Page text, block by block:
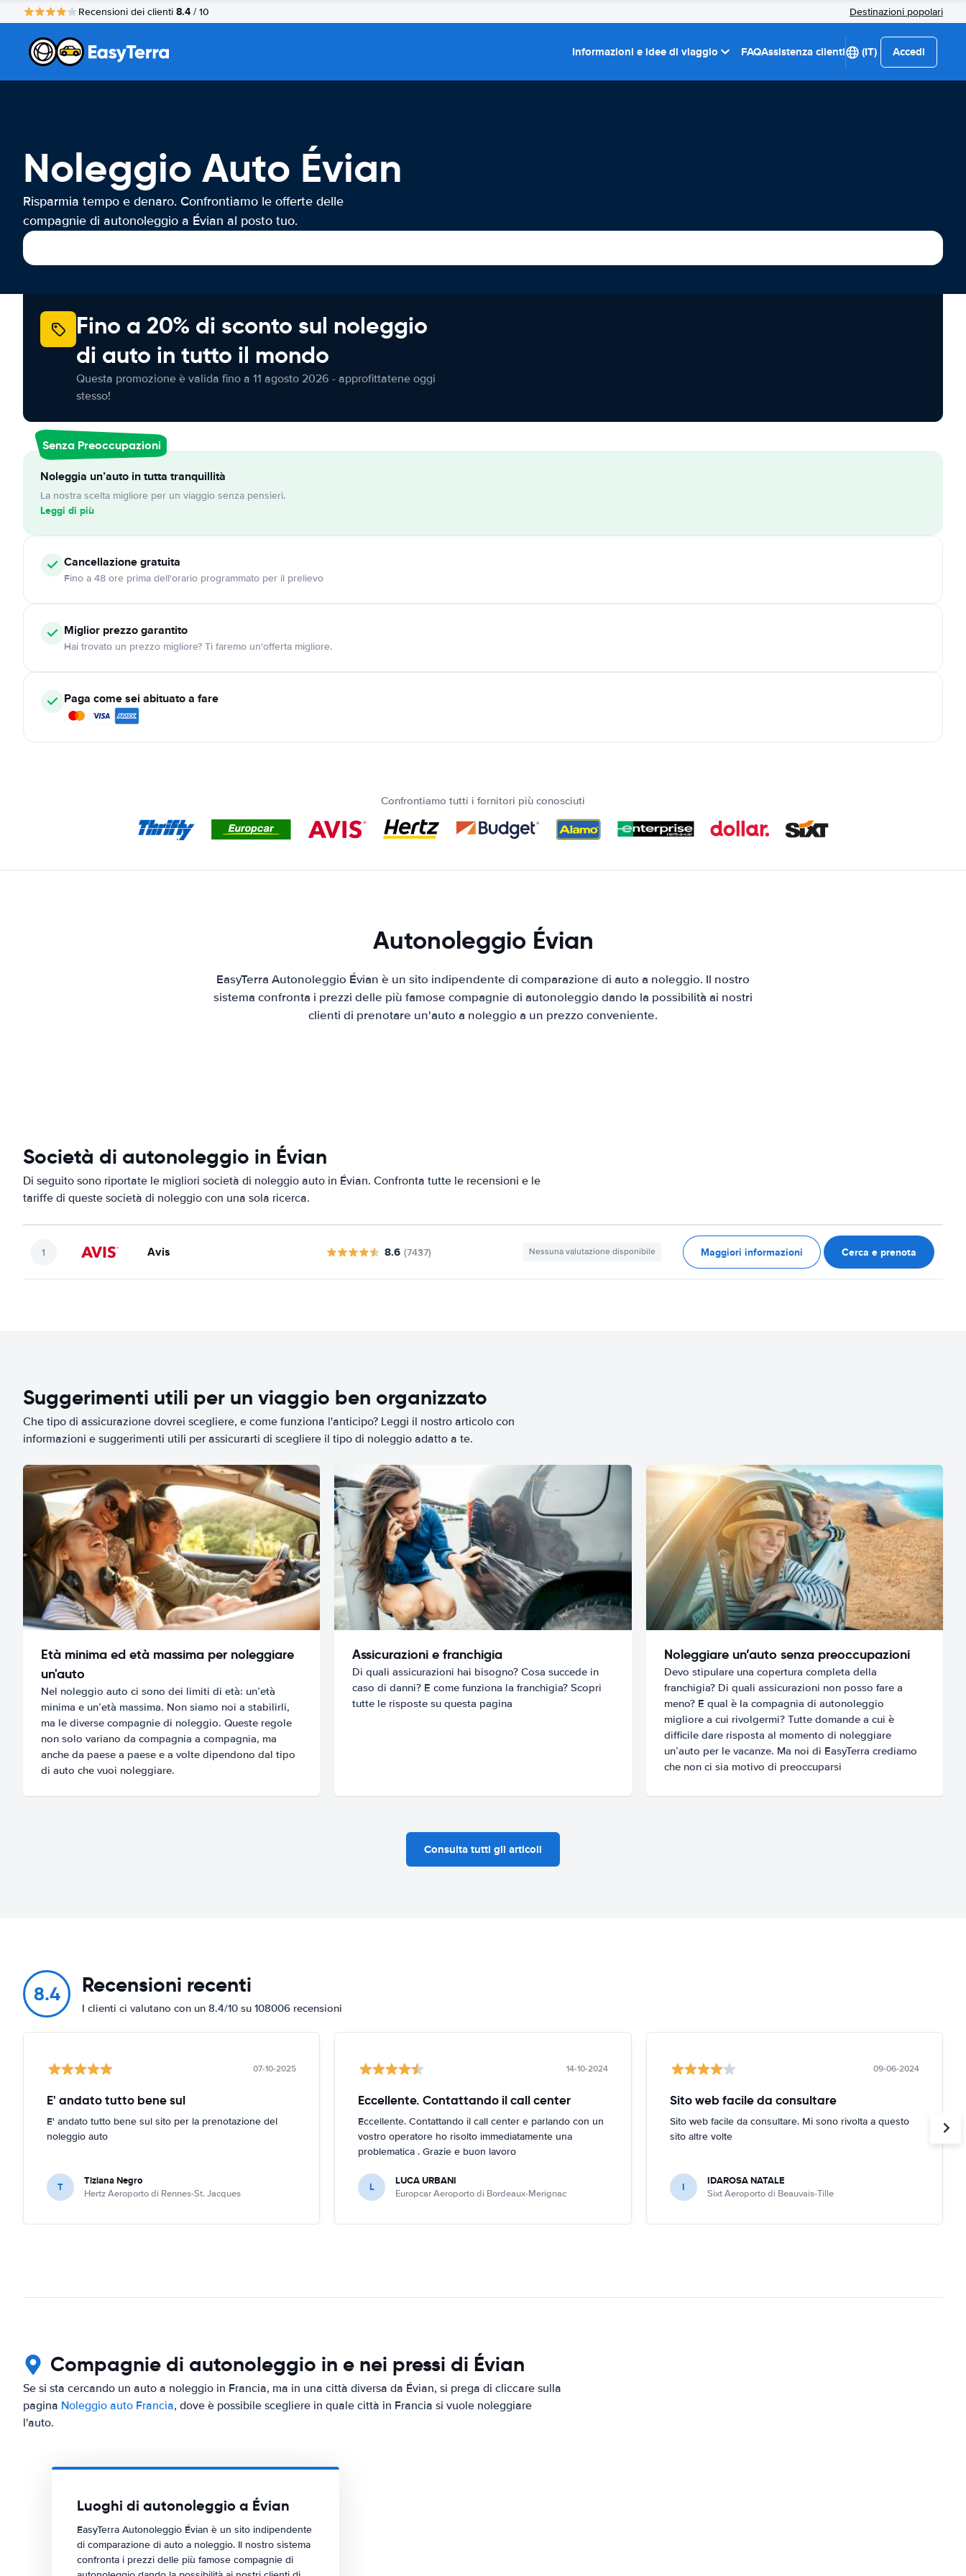
Recensioni dei clienti 8.4 / 10 Destinazioni popolari
Informazioni e idee di viaggio FAQAssistenza clienti (IT) Accedi
Noleggio Auto Évian
Risparmia tempo e denaro. Confrontiamo le offerte delle
compagnie di autonoleggio a Évian al posto tuo.
Fino a 20% di sconto sul noleggio
di auto in tutto il mondo
Questa promozione è valida fino a 11 agosto 2026 - approfittatene oggi
stesso!
Senza Preoccupazioni
Noleggia un’auto in tutta tranquillità
La nostra scelta migliore per un viaggio senza pensieri.
Leggi di più
Cancellazionegratuita
Fino a 48 ore prima dell'orario programmato per il prelievo
Miglior prezzo garantito
Hai trovato un prezzo migliore? Ti faremo un'offerta migliore.
Paga come sei abituato a fare
Confrontiamo tutti i fornitori più conosciuti
Autonoleggio Évian
EasyTerra Autonoleggio Évian è un sito indipendente di comparazione di auto a noleggio. Il nostro
sistema confronta i prezzi delle più famose compagnie di autonoleggio dando la possibilità ai nostri
clienti di prenotare un'auto a noleggio a un prezzo conveniente.
Società di autonoleggio in Évian
Di seguito sono riportate le migliori società di noleggio auto in Évian. Confronta tutte le recensioni e le
tariffe di queste società di noleggio con una sola ricerca.
Avis 8.6 (7437) Nessuna valutazione disponibile Maggiori informazioni Cerca e prenota
Suggerimenti utili per un viaggio ben organizzato
Che tipo di assicurazione dovrei scegliere, e come funziona l'anticipo? Leggi il nostro articolo con
informazioni e suggerimenti utili per assicurarti di scegliere il tipo di noleggio adatto a te.
Età minima ed età massima per noleggiare
un'auto
Nel noleggio auto ci sono dei limiti di età: un’età
minima e un’età massima. Non siamo noi a stabilirli,
ma le diverse compagnie di noleggio. Queste regole
non solo variano da compagnia a compagnia, ma
anche da paese a paese e a volte dipendono dal tipo
di auto che vuoi noleggiare.
Assicurazioni e franchigia
Di quali assicurazioni hai bisogno? Cosa succede in
caso di danni? E come funziona la franchigia? Scopri
tutte le risposte su questa pagina
Noleggiare un’auto senza preoccupazioni
Devo stipulare una copertura completa della
franchigia? Di quali assicurazioni non posso fare a
meno? E qual è la compagnia di autonoleggio
migliore a cui rivolgermi? Tutte domande a cui è
difficile dare risposta al momento di noleggiare
un’auto per le vacanze. Ma noi di EasyTerra crediamo
che non ci sia motivo di preoccuparsi
Consulta tutti gli articoli
8.4 Recensioni recenti
I clienti ci valutano con un 8.4/10 su 108006 recensioni
07-10-2025
E' andato tutto bene sul
E' andato tutto bene sul sito per la prenotazione del
noleggio auto
T Tiziana Negro
Hertz Aeroporto di Rennes-St. Jacques
14-10-2024
Eccellente. Contattando il call center
Eccellente. Contattando il call center e parlando con un
vostro operatore ho risolto immediatamente una
problematica . Grazie e buon lavoro
L LUCA URBANI
Europcar Aeroporto di Bordeaux-Merignac
09-06-2024
Sito web facile da consultare
Sito web facile da consultare. Mi sono rivolta a questo
sito altre volte
I IDAROSA NATALE
Sixt Aeroporto di Beauvais-Tille
Compagnie di autonoleggio in e nei pressi di Évian
Se si sta cercando un auto a noleggio in Francia, ma in una città diversa da Évian, si prega di cliccare sulla
pagina Noleggio auto Francia, dove è possibile scegliere in quale città in Francia si vuole noleggiare
l'auto.
Luoghi di autonoleggio a Évian
EasyTerra Autonoleggio Évian è un sito indipendente
di comparazione di auto a noleggio. Il nostro sistema
confronta i prezzi delle più famose compagnie di